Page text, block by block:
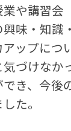
や講習会
味・知識
ップにつ
づけなか
き、今後
た。